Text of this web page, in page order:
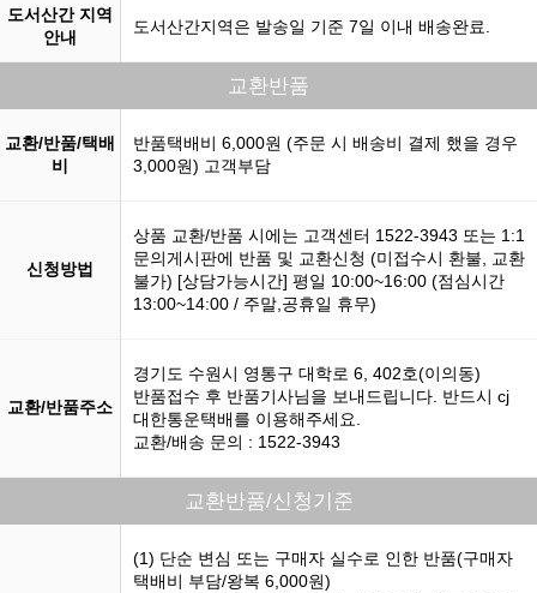
도서산간 지역
안내
도서산간지역은 발송일 기준 7일 이내 배송완료.
교환반품
교환/반품/택배
비
반품택배비 6,000원 (주문 시 배송비 결제 했을 경우
3,000원) 고객부담
신청방법
상품 교환/반품 시에는 고객센터 1522-3943 또는 1:1
문의게시판에 반품 및 교환신청 (미접수시 환불, 교환
불가) [상담가능시간] 평일 10:00~16:00 (점심시간
13:00~14:00 / 주말,공휴일 휴무)
교환/반품주소
경기도 수원시 영통구 대학로 6, 402호(이의동)
반품접수 후 반품기사님을 보내드립니다. 반드시 cj
대한통운택배를 이용해주세요.
교환/배송 문의 : 1522-3943
교환반품/신청기준
(1) 단순 변심 또는 구매자 실수로 인한 반품(구매자
택배비 부담/왕복 6,000원)